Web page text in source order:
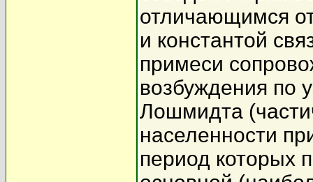
отличающимся
и константой
примеси
возбуждения по
Лошмидта
населенности
период которых